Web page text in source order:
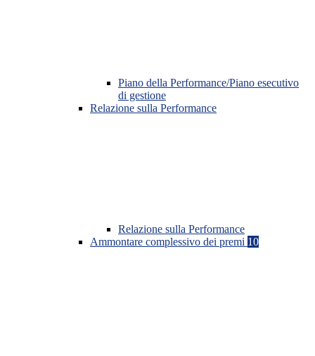
Piano della Performance/Piano esecutivo
di gestione
Relazione sulla Performance
Relazione sulla Performance
Ammontare complessivo dei premi 10